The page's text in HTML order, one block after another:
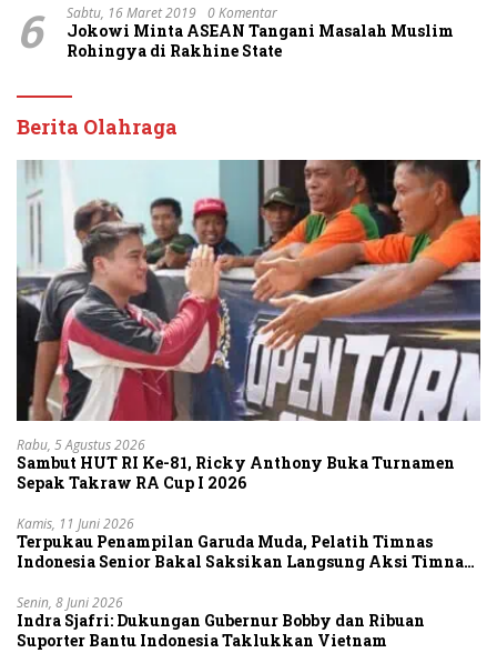
6 Sabtu, 16 Maret 2019 0 Komentar
Jokowi Minta ASEAN Tangani Masalah Muslim
Rohingya di Rakhine State
Berita Olahraga
Rabu, 5 Agustus 2026
Sambut HUT RI Ke-81, Ricky Anthony Buka Turnamen
Sepak Takraw RA Cup I 2026
Kamis, 11 Juni 2026
Terpukau Penampilan Garuda Muda, Pelatih Timnas
Indonesia Senior Bakal Saksikan Langsung Aksi Timnas
Senin, 8 Juni 2026
Indra Sjafri: Dukungan Gubernur Bobby dan Ribuan
Suporter Bantu Indonesia Taklukkan Vietnam